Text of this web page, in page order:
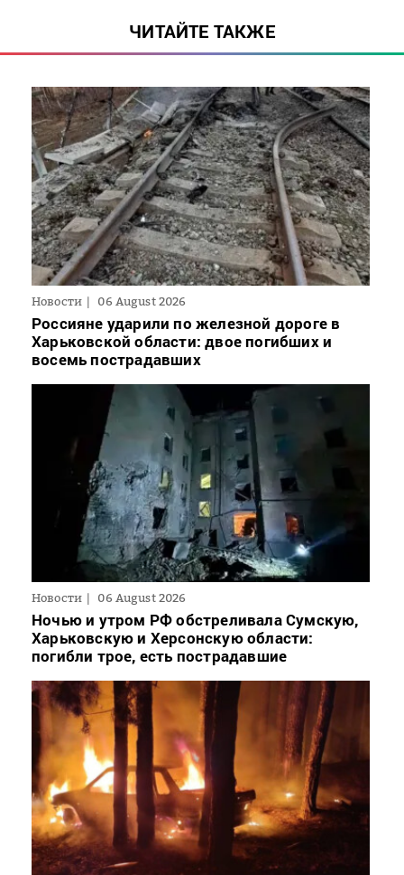
ЧИТАЙТЕ ТАКЖЕ
Новости 06 August 2026
Россияне ударили по железной дороге в
Харьковской области: двое погибших и
восемь пострадавших
Новости 06 August 2026
Ночью и утром РФ обстреливала Сумскую,
Харьковскую и Херсонскую области:
погибли трое, есть пострадавшие